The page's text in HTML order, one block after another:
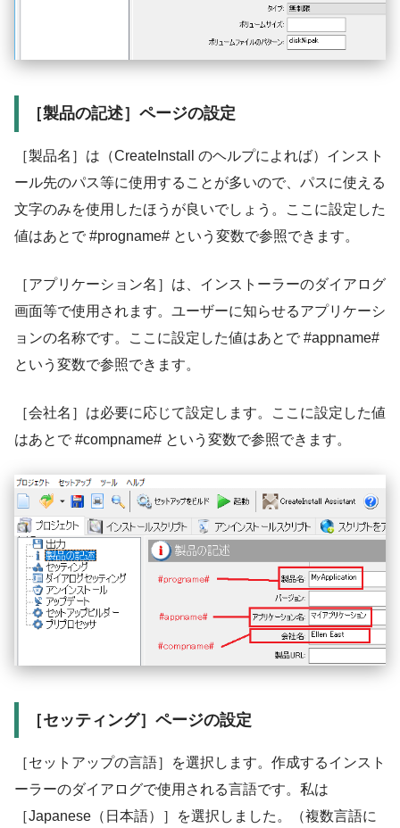
［製品の記述］ページの設定
［製品名］は（CreateInstall のヘルプによれば）インスト
ール先のパス等に使用することが多いので、パスに使える
文字のみを使用したほうが良いでしょう。ここに設定した
値はあとで #progname# という変数で参照できます。
［アプリケーション名］は、インストーラーのダイアログ
画面等で使用されます。ユーザーに知らせるアプリケーシ
ョンの名称です。ここに設定した値はあとで #appname#
という変数で参照できます。
［会社名］は必要に応じて設定します。ここに設定した値
はあとで #compname# という変数で参照できます。
［セッティング］ページの設定
［セットアップの言語］を選択します。作成するインスト
ーラーのダイアログで使用される言語です。私は
［Japanese（日本語）］を選択しました。（複数言語に